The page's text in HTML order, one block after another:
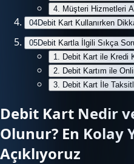
4. Müşteri Hizmetleri
04Debit Kart Kullanırken
05Debit Kartla İlgili Sıkça
1. Debit Kart ile Kredi
2. Debit Kartım ile
3. Debit Kart İle
Debit Kart Nedir
Olunur? En Kolay
Açıklıyoruz